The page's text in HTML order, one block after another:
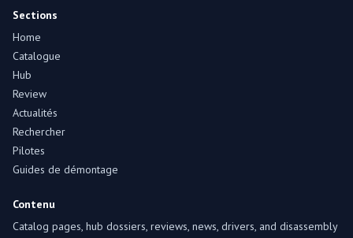
Sections
Home
Catalogue
Hub
Review
Actualités
Rechercher
Pilotes
Guides de démontage
Contenu
Catalog pages, hub dossiers, reviews, news, drivers, and disassembly